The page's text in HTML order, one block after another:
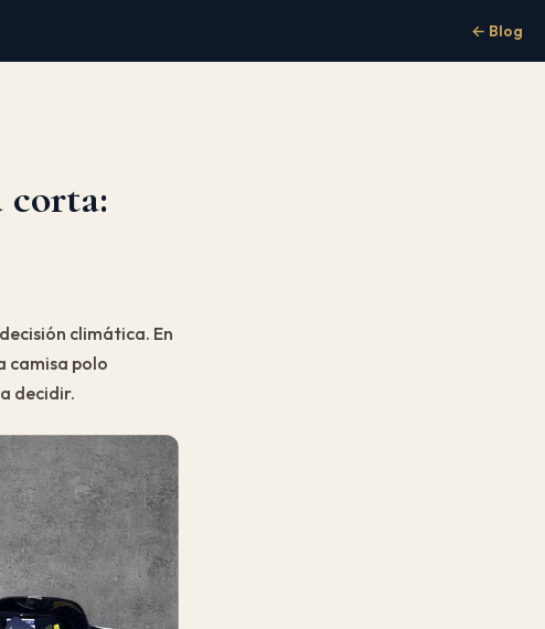
← Blog
corta:
climática. En
camisa polo
decidir.